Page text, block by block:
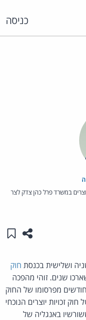
כניסה
במשרד פרל כהן צדק לצר
שתפו
חוק
שנים. זוהי מהפכה
מפרסומו של החוק
אומר, במחצית 2008) יבוטל חוק זכויות יוצרים הנוכחי
באנגליה של